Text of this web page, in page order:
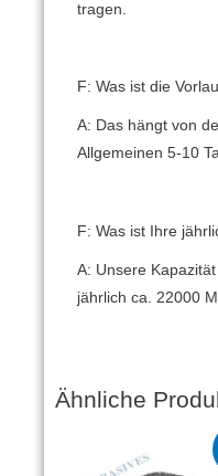
tragen.
F: Was ist die
A: Das hängt von
Allgemeinen 5-10
F: Was ist Ihre
A: Unsere
jährlich ca. 22000
Ähnliche